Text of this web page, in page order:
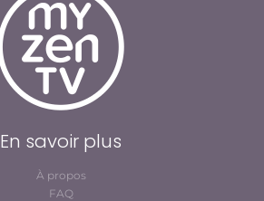
En savoir plus
À propos
FAQ